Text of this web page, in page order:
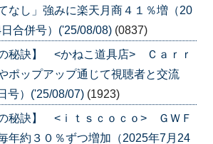
なし」強みに楽天月商４１％増（20
合併号）('25/08/08) (0837)
の秘訣】 <かねこ道具店> Ｃａｒｒ
ポップアップ通じて視聴者と交流
号）('25/08/07) (1923)
の秘訣】 <ｉｔｓｃｏｃｏ> ＧＷＦ
年約３０％ずつ増加（2025年7月24